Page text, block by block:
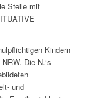
Stelle mit
Kindern
Die N.‘s
und